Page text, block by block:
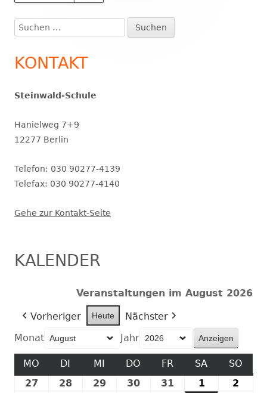
Suchen
nach:
KONTAKT
Steinwald-Schule
Hanielweg 7+9
12277 Berlin
Telefon: 030 90277-4139
Telefax: 030 90277-4140
Gehe zur Kontakt-Seite
KALENDER
Veranstaltungen im August 2026
Vorheriger Heute
Nächster
Monat
Jahr
MO MONTAG
DI DIENSTAG
MI MITTWOCH
DO DONNERSTAG
FRFREITAG
SA SAMSTAG
SO
27
28 29 30 31 1 2